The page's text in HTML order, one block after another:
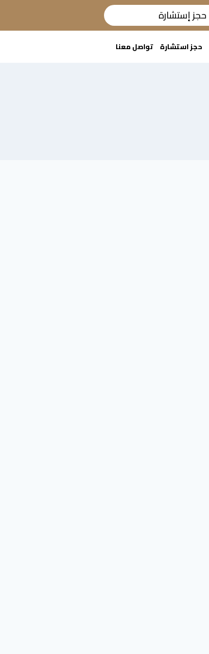
حجز إستشارة
حجز استشارة تواصل معنا